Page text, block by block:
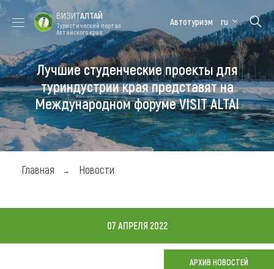
Форум VISIT
ALTAI
Цветение
маральника
Медицинский
форум
Алтайская
зимовка
Туры
Где побывать
Чем заняться
Карта
ВИЗИТАЛТАЙ
Туристический портал
Алтайского края
Автотуризм ru
Лучшие студенческие проекты для
туриндустрии края представят на
Международном форуме VISIT ALTAI
Главная Новости
07 АПРЕЛЯ 2022
АРХИВ НОВОСТЕЙ